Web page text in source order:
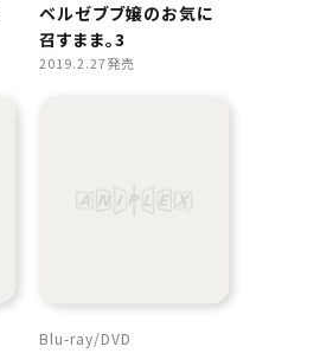
ベルゼブブ嬢のお気に
召すまま。3
2019.2.27発売
Blu-ray DVD